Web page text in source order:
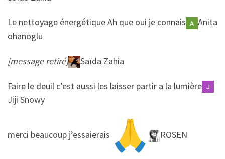
​​Le nettoyage énergétique Ah que oui je connais
Anita
ohanoglu
[message retiré] Saïda Zahia
​​Faire le deuil c’est aussi les laisser partir a la lumière
Jiji Snowy
​​merci beaucoup j’essaierais ROSEN